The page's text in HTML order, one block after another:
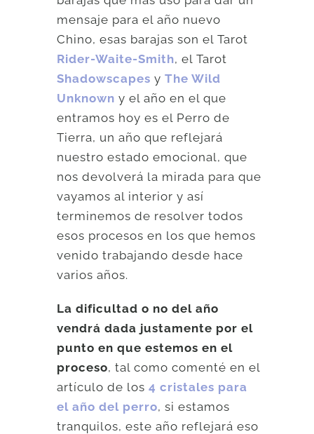
mensaje para el año nuevo
Chino, esas barajas son el Tarot
Rider-Waite-Smith, el Tarot
Shadowscapes yThe Wild
Unknown y el año en el que
entramos hoy es el Perro de
Tierra, un año que reflejará
nuestro estado emocional, que
nos devolverá la mirada para que
vayamos al interior y así
terminemos de resolver todos
esos procesos en los que hemos
venido trabajando desde hace
varios años.
La dificultad o no del año
vendrá dada justamente por el
punto en que estemos en el
proceso, tal como comenté en el
artículo de los4 cristales para
el año del perro, si estamos
tranquilos, este año reflejará eso